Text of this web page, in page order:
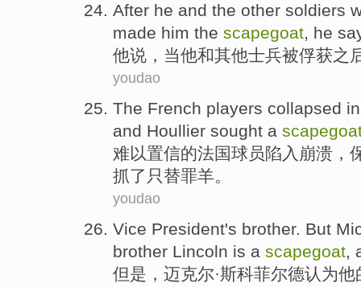
After he and the other soldiers
made him the scapegoat, he
他说， 当他和其他士兵被俘获之
youdao
The French players collapsed
and Houllier sought a
难以置信的法国球员陷入 崩溃 ，
抓了只替罪羊。
youdao
Vice President's brother. But
brother Lincoln is a scapegoat,
但是 ，迈克尔·斯科菲尔德认为他